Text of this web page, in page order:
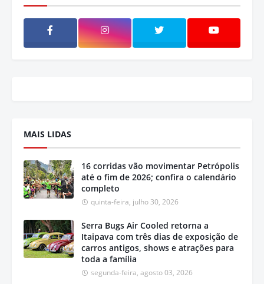
MAIS LIDAS
16 corridas vão movimentar Petrópolis
até o fim de 2026; confira o calendário
completo
quinta-feira, julho 30, 2026
Serra Bugs Air Cooled retorna a
Itaipava com três dias de exposição de
carros antigos, shows e atrações para
toda a família
segunda-feira, agosto 03, 2026